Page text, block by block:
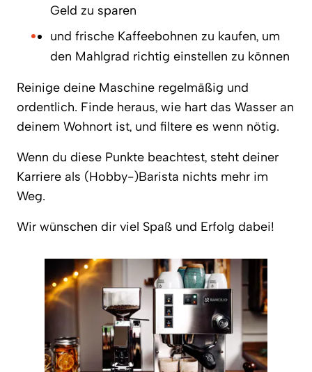
Geld zu sparen
und frische Kaffeebohnen zu kaufen, um
den Mahlgrad richtig einstellen zu können
Reinige deine Maschine regelmäßig und
ordentlich. Finde heraus, wie hart das Wasser an
deinem Wohnort ist, und filtere es wenn nötig.
Wenn du diese Punkte beachtest, steht deiner
Karriere als (Hobby-)Barista nichts mehr im
Weg.
Wir wünschen dir viel Spaß und Erfolg dabei!